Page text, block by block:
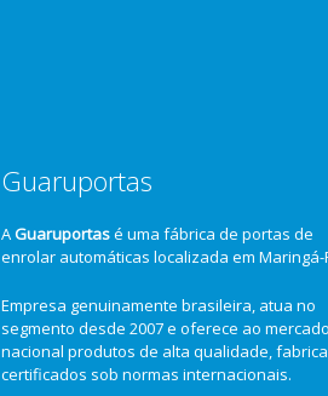
Guaruportas
AGuaruportasé uma fábrica de portas de
enrolar automáticas localizada em Maringá-
Empresa genuinamente brasileira, atua no
segmento desde 2007 e oferece ao mercado
nacional produtos de alta qualidade,
certificados sob normas internacionais.